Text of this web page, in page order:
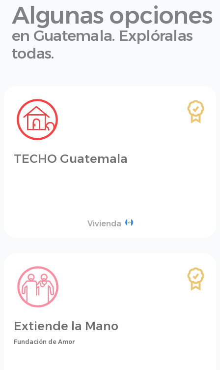
Algunas opciones
en Guatemala. Explóralas
todas.
TECHO Guatemala
Vivienda
Extiende la Mano
Fundación de Amor